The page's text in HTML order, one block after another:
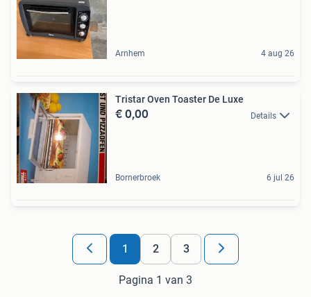
Arnhem 4 aug 26
Tristar Oven Toaster De Luxe
€ 0,00 Details
Bornerbroek 6 jul 26
1 2 3
Pagina 1 van 3